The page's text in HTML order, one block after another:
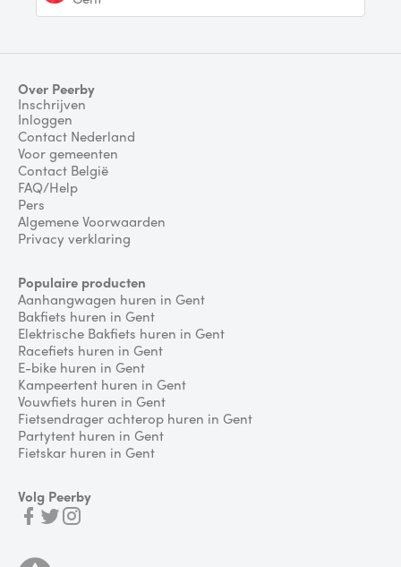
Over Peerby
Inschrijven
Inloggen
Contact Nederland
Voor gemeenten
Contact België
FAQ/Help
Pers
Algemene Voorwaarden
Privacy verklaring
Populaire producten
Aanhangwagen huren in Gent
Bakfiets huren in Gent
Elektrische Bakfiets huren in Gent
Racefiets huren in Gent
E-bike huren in Gent
Kampeertent huren in Gent
Vouwfiets huren in Gent
Fietsendrager achterop huren in Gent
Partytent huren in Gent
Fietskar huren in Gent
Volg Peerby